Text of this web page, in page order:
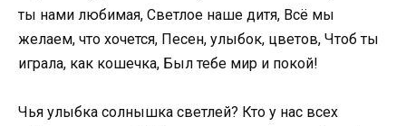
ты нами любимая, Светлое наше дитя, Всё мы
желаем, что хочется, Песен, улыбок, цветов, Чтоб ты
играла, как кошечка, Был тебе мир и покой!
Чья улыбка солнышка светлей? Кто у нас всех